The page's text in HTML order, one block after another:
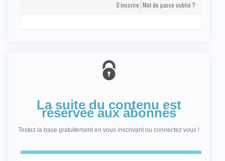
S'inscrire Mot de passe oublié ?
La suite du contenu est
réservée aux abonnés
Testez la base gratuitement en vous inscrivant ou connectez vous !